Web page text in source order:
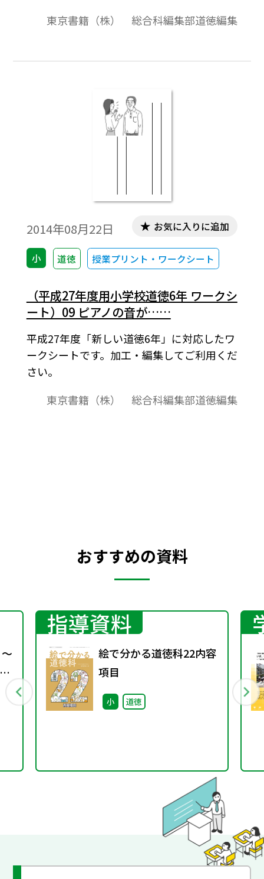
庭でお子さんと話題にしたことなどを記入
東京書籍（株） 総合科編集部道徳編集
2014年08月22日
小 道徳 授業プリント・ワークシート
お気に入りに追加
（平成27年度用小学校道徳6年 ワークシ
ート）09 ピアノの音が……
平成27年度「新しい道徳6年」に対応したワ
ークシートです。加工・編集してご利用くだ
さい。
東京書籍（株） 総合科編集部道徳編集
おすすめの資料
指導資料
絵で分かる道徳科22内容
項目
小 道徳